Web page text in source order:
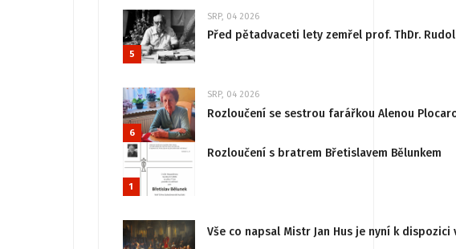
5
SRP, 04 2026
Před pětadvaceti lety zemřel prof. ThDr.
6
SRP, 04 2026
Rozloučení se sestrou farářkou Alenou
1
Rozloučení s bratrem Břetislavem Bělunkem
Vše co napsal Mistr Jan Hus je nyní k